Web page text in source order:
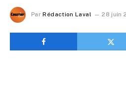
Par Rédaction Laval 28 juin